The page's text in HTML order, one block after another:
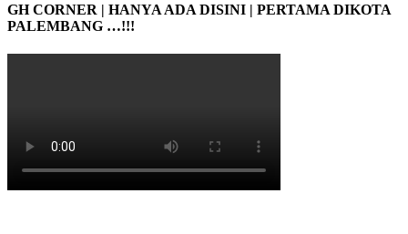
GH CORNER | HANYA ADA DISINI | PERTAMA DIKOTA
PALEMBANG …!!!